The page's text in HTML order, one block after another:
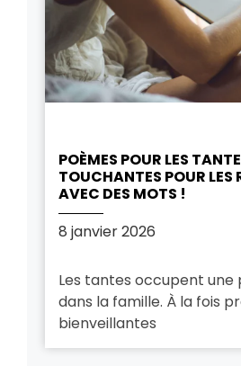
POÈMES POUR LES
TOUCHANTES POUR LES
AVEC DES MOTS !
8 janvier 2026
Les tantes occupent
dans la famille. À la fois
bienveillantes